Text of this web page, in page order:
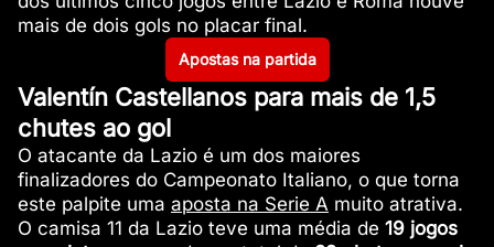
mais de dois gols no placar final.
Apostas na partida
Valentín Castellanos para mais de 1,5
chutes ao gol
O atacante da Lazio é um dos maiores
finalizadores do Campeonato Italiano, o que torna
este palpite uma aposta na Serie Amuito atrativa.
O camisa 11 da Lazio teve uma média de 19 jogos